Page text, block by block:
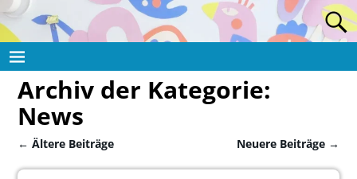
Archiv der Kategorie:
News
← Ältere Beiträge Neuere Beiträge →